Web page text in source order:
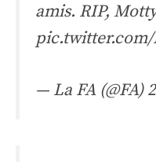
amis. RIP,
pic.twitter.com/
— La FA (@FA)